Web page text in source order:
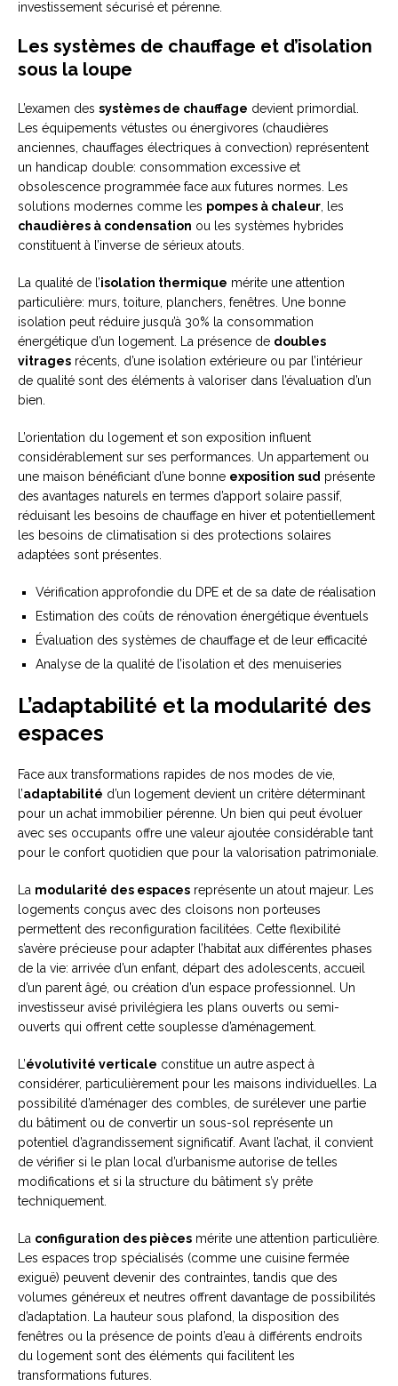
investissement sécurisé et pérenne.
Les systèmes de chauffage et d’isolation
sous la loupe
L’examen des systèmes de chauffage devient primordial.
Les équipements vétustes ou énergivores (chaudières
anciennes, chauffages électriques à convection) représentent
un handicap double: consommation excessive et
obsolescence programmée face aux futures normes. Les
solutions modernes comme les pompes à chaleur, les
chaudières à condensation ou les systèmes hybrides
constituent à l’inverse de sérieux atouts.
La qualité de l’isolation thermique mérite une attention
particulière: murs, toiture, planchers, fenêtres. Une bonne
isolation peut réduire jusqu’à 30% la consommation
énergétique d’un logement. La présence de doubles
vitrages récents, d’une isolation extérieure ou par l’intérieur
de qualité sont des éléments à valoriser dans l’évaluation d’un
bien.
L’orientation du logement et son exposition influent
considérablement sur ses performances. Un appartement ou
une maison bénéficiant d’une bonne exposition sud présente
des avantages naturels en termes d’apport solaire passif,
réduisant les besoins de chauffage en hiver et potentiellement
les besoins de climatisation si des protections solaires
adaptées sont présentes.
Vérification approfondie du DPE et de sa date de réalisation
Estimation des coûts de rénovation énergétique éventuels
Évaluation des systèmes de chauffage et de leur efficacité
Analyse de la qualité de l’isolation et des menuiseries
L’adaptabilité et la modularité des
espaces
Face aux transformations rapides de nos modes de vie,
l’adaptabilité d’un logement devient un critère déterminant
pour un achat immobilier pérenne. Un bien qui peut évoluer
avec ses occupants offre une valeur ajoutée considérable tant
pour le confort quotidien que pour la valorisation patrimoniale.
La modularité des espaces représente un atout majeur. Les
logements conçus avec des cloisons non porteuses
permettent des reconfiguration facilitées. Cette flexibilité
s’avère précieuse pour adapter l’habitat aux différentes phases
de la vie: arrivée d’un enfant, départ des adolescents, accueil
d’un parent âgé, ou création d’un espace professionnel. Un
investisseur avisé privilégiera les plans ouverts ou semi-
ouverts qui offrent cette souplesse d’aménagement.
L’évolutivité verticale constitue un autre aspect à
considérer, particulièrement pour les maisons individuelles. La
possibilité d’aménager des combles, de surélever une partie
du bâtiment ou de convertir un sous-sol représente un
potentiel d’agrandissement significatif. Avant l’achat, il convient
de vérifier si le plan local d’urbanisme autorise de telles
modifications et si la structure du bâtiment s’y prête
techniquement.
La configuration des pièces mérite une attention particulière.
Les espaces trop spécialisés (comme une cuisine fermée
exiguë) peuvent devenir des contraintes, tandis que des
volumes généreux et neutres offrent davantage de possibilités
d’adaptation. La hauteur sous plafond, la disposition des
fenêtres ou la présence de points d’eau à différents endroits
du logement sont des éléments qui facilitent les
transformations futures.